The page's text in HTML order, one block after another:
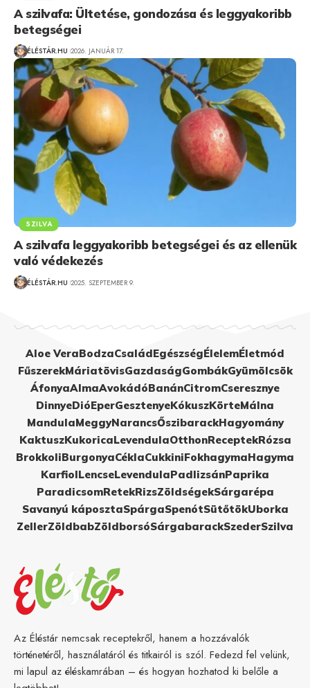
A szilvafa: Ültetése, gondozása és leggyakoribb
betegségei
ÉLÉSTÁR.HU 2026. JANUÁR 17.
SZILVA
A szilvafa leggyakoribb betegségei és az ellenük
való védekezés
ÉLÉSTÁR.HU 2025. SZEPTEMBER 9.
Aloe VeraBodzaCsaládEgészségÉlelemÉletmód
FűszerekMáriatövisGazdaságGombákGyümölcsök
ÁfonyaAlmaAvokádóBanánCitromCseresznye
DinnyeDióEperGesztenyeKókuszKörteMálna
MandulaMeggyNarancsŐszibarackHagyomány
KaktuszKukoricaLevendulaOtthonReceptekRózsa
BrokkoliBurgonyaCéklaCukkiniFokhagymaHagyma
KarfiolLencseLevendulaPadlizsánPaprika
ParadicsomRetekRizsZöldségekSárgarépa
Savanyú káposztaSpárgaSpenótSütőtökUborka
ZellerZöldbabZöldborsóSárgabarackSzederSzilva
Az Éléstár nemcsak receptekről, hanem a hozzávalók
történetéről, használatáról és titkairól is szól. Fedezd fel velünk,
mi lapul az éléskamrában – és hogyan hozhatod ki belőle a